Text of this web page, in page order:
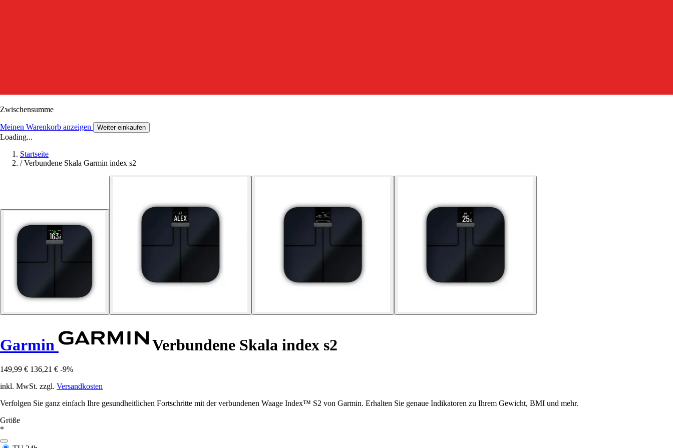
Zwischensumme
Meinen Warenkorb anzeigen Weiter einkaufen
Loading...
Startseite
/ Verbundene Skala Garmin index s2
Garmin Verbundene Skala index s2
149,99 € 136,21 € -9%
inkl. MwSt. zzgl. Versandkosten
Verfolgen Sie ganz einfach Ihre gesundheitlichen Fortschritte mit der verbundenen Waage Index™ S2 von Garmin. Erhalten Sie genaue Indikatoren zu Ihrem Gewicht, BMI und mehr.
Größe
*